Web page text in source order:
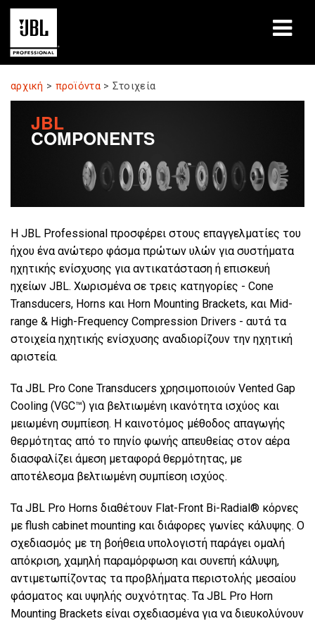
προϊόντα
Μελέτες περίπτωσης
Συνεδρίες μάθησης
Πού να αγοράσετε και να συνδεθείτε
υποστήριξη
Γλώσσα/Περιοχή
αρχική > προϊόντα> Στοιχεία
JBL
COMPONENTS
Η JBL Professional προσφέρει στους επαγγελματίες του
ήχου ένα ανώτερο φάσμα πρώτων υλών για συστήματα
ηχητικής ενίσχυσης για αντικατάσταση ή επισκευή
ηχείων JBL. Χωρισμένα σε τρεις κατηγορίες - Cone
Transducers, Horns και Horn Mounting Brackets, και Mid-
range & High-Frequency Compression Drivers - αυτά τα
στοιχεία ηχητικής ενίσχυσης αναδιορίζουν την ηχητική
αριστεία.
Τα JBL Pro Cone Transducers χρησιμοποιούν Vented Gap
Cooling (VGC™) για βελτιωμένη ικανότητα ισχύος και
μειωμένη συμπίεση. Η καινοτόμος μέθοδος απαγωγής
θερμότητας από το πηνίο φωνής απευθείας στον αέρα
διασφαλίζει άμεση μεταφορά θερμότητας, με
αποτέλεσμα βελτιωμένη συμπίεση ισχύος.
Τα JBL Pro Horns διαθέτουν Flat-Front Bi-Radial® κόρνες
με flush cabinet mounting και διάφορες γωνίες κάλυψης. Ο
σχεδιασμός με τη βοήθεια υπολογιστή παράγει ομαλή
απόκριση, χαμηλή παραμόρφωση και συνεπή κάλυψη,
αντιμετωπίζοντας τα προβλήματα περιστολής μεσαίου
φάσματος και υψηλής συχνότητας. Τα JBL Pro Horn
Mounting Brackets είναι σχεδιασμένα για να διευκολύνουν